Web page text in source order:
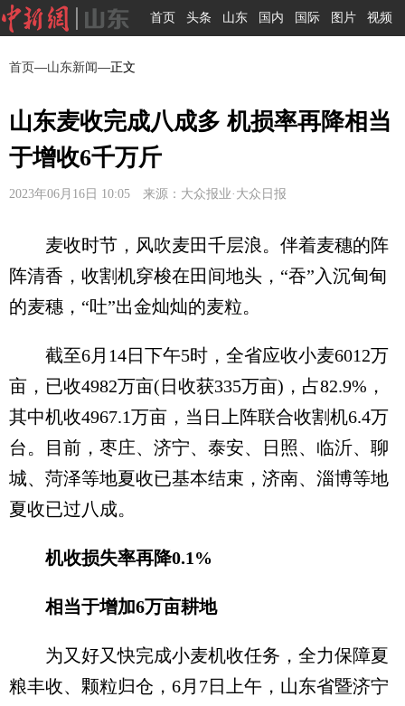
首页 头条 山东 国内 国际 图片 视频
首页—山东新闻—正文
山东麦收完成八成多 机损率再降相当
于增收6千万斤
2023年06月16日 10:05 来源：大众报业·大众日报
麦收时节，风吹麦田千层浪。伴着麦穗的阵
阵清香，收割机穿梭在田间地头，“吞”入沉甸甸
的麦穗，“吐”出金灿灿的麦粒。
截至6月14日下午5时，全省应收小麦6012万
亩，已收4982万亩(日收获335万亩)，占82.9%，
其中机收4967.1万亩，当日上阵联合收割机6.4万
台。目前，枣庄、济宁、泰安、日照、临沂、聊
城、菏泽等地夏收已基本结束，济南、淄博等地
夏收已过八成。
机收损失率再降0.1%
相当于增加6万亩耕地
为又好又快完成小麦机收任务，全力保障夏
粮丰收、颗粒归仓，6月7日上午，山东省暨济宁